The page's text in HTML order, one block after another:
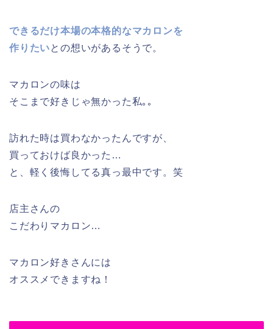
できるだけ本場の本格的なマカロンを
作りたいとの想いがあるそうで。
マカロンの味は
そこまで好きじゃ無かった私｡｡
訪れた時は買わなかったんですが、
買っておけば良かった…
と、軽く後悔してる真っ最中です。笑
店主さんの
こだわりマカロン…
マカロン好きさんには
オススメできますね！